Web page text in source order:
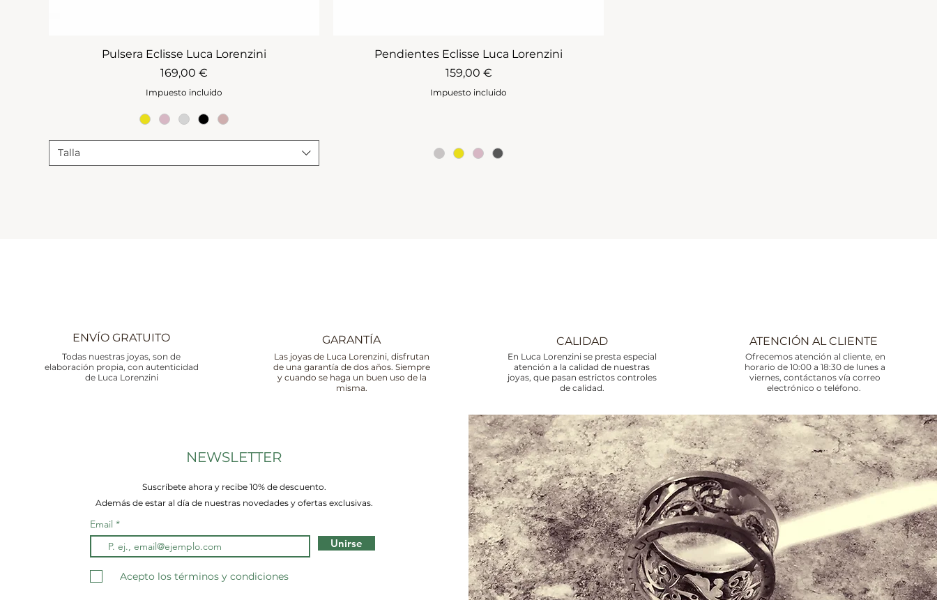
Pulsera Eclisse Luca Lorenzini
Precio
169,00 €
Impuesto incluido
Talla
Pendientes Eclisse Luca Lorenzini
Precio
159,00 €
Impuesto incluido
ENVÍO GRATUITO
Todas nuestras joyas, son de
elaboración propia, con autenticidad
de Luca Lorenzini
GARANTÍA
Las joyas de Luca Lorenzini, disfrutan
de una garantía de dos años. Siempre
y cuando se haga un buen uso de la
misma.
CALIDAD
En Luca Lorenzini se presta especial
atención a la calidad de nuestras
joyas, que pasan estrictos controles
de calidad.
ATENCIÓN AL CLIENTE
Ofrecemos atención al cliente, en
horario de 10:00 a 18:30 de lunes a
viernes, contáctanos vía correo
electrónico o teléfono.
NEWSLETTER
Suscríbete ahora y recibe 10% de descuento.
Además de estar al día de nuestras novedades y ofertas exclusivas.
Email
Unirse
Acepto los términos y condiciones